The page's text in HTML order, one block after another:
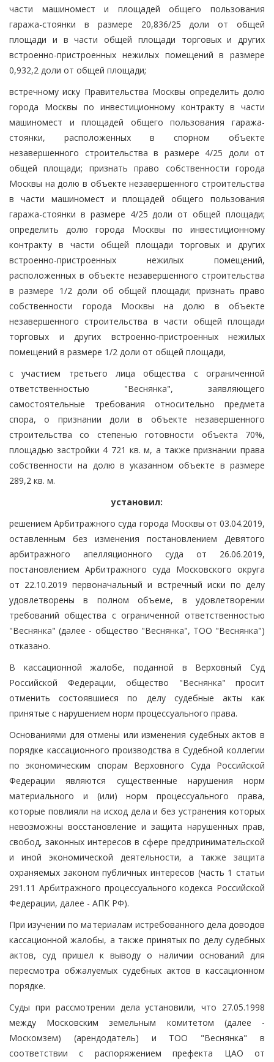
части машиномест и площадей общего пользования
гаража-стоянки в размере 20,836/25 доли от общей
площади и в части общей площади торговых и других
встроенно-пристроенных нежилых помещений в размере
0,932,2 доли от общей площади;
встречному иску Правительства Москвы определить долю
города Москвы по инвестиционному контракту в части
машиномест и площадей общего пользования гаража-
стоянки, расположенных в спорном объекте
незавершенного строительства в размере 4/25 доли от
общей площади; признать право собственности города
Москвы на долю в объекте незавершенного строительства
в части машиномест и площадей общего пользования
гаража-стоянки в размере 4/25 доли от общей площади;
определить долю города Москвы по инвестиционному
контракту в части общей площади торговых и других
встроенно-пристроенных нежилых помещений,
расположенных в объекте незавершенного строительства
в размере 1/2 доли об общей площади; признать право
собственности города Москвы на долю в объекте
незавершенного строительства в части общей площади
торговых и других встроенно-пристроенных нежилых
помещений в размере 1/2 доли от общей площади,
с участием третьего лица общества с ограниченной
ответственностью "Веснянка", заявляющего
самостоятельные требования относительно предмета
спора, о признании доли в объекте незавершенного
строительства со степенью готовности объекта 70%,
площадью застройки 4 721 кв. м, а также признании права
собственности на долю в указанном объекте в размере
289,2 кв. м.
установил:
решением Арбитражного суда города Москвы от 03.04.2019,
оставленным без изменения постановлением Девятого
арбитражного апелляционного суда от 26.06.2019,
постановлением Арбитражного суда Московского округа
от 22.10.2019 первоначальный и встречный иски по делу
удовлетворены в полном объеме, в удовлетворении
требований общества с ограниченной ответственностью
"Веснянка" (далее - общество "Веснянка", ТОО "Веснянка")
отказано.
В кассационной жалобе, поданной в Верховный Суд
Российской Федерации, общество "Веснянка" просит
отменить состоявшиеся по делу судебные акты как
принятые с нарушением норм процессуального права.
Основаниями для отмены или изменения судебных актов в
порядке кассационного производства в Судебной коллегии
по экономическим спорам Верховного Суда Российской
Федерации являются существенные нарушения норм
материального и (или) норм процессуального права,
которые повлияли на исход дела и без устранения которых
невозможны восстановление и защита нарушенных прав,
свобод, законных интересов в сфере предпринимательской
и иной экономической деятельности, а также защита
охраняемых законом публичных интересов (часть 1 статьи
291.11 Арбитражного процессуального кодекса Российской
Федерации, далее - АПК РФ).
При изучении по материалам истребованного дела доводов
кассационной жалобы, а также принятых по делу судебных
актов, суд пришел к выводу о наличии оснований для
пересмотра обжалуемых судебных актов в кассационном
порядке.
Суды при рассмотрении дела установили, что 27.05.1998
между Московским земельным комитетом (далее -
Москомзем) (арендодатель) и ТОО "Веснянка" в
соответствии с распоряжением префекта ЦАО от